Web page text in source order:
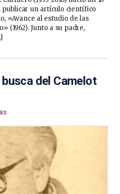
un artículo científico
«Avance al estudio de las
(1962). Junto a su padre,
del Camelot